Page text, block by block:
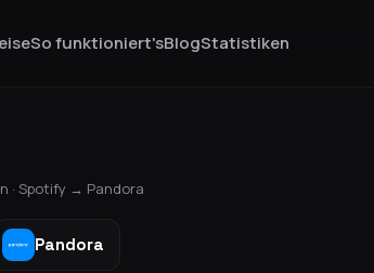
So funktioniert'sBlogStatistiken
· Spotify → Pandora
Pandora